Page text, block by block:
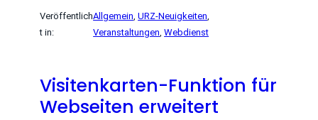
Veröffentlich
t in:
Allgemein , URZ-Neuigkeiten
Veranstaltungen , Webdienst
Visitenkarten-Funktion für
Webseiten erweitert